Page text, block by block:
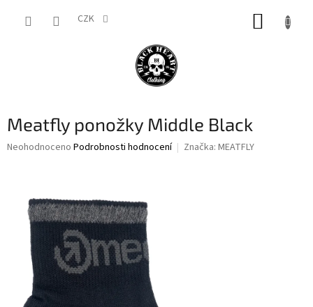
CZK
Meatfly ponožky Middle Black
Průměrné
hvězdiček.
Neohodnoceno Podrobnosti hodnocení Značka: MEATFLY